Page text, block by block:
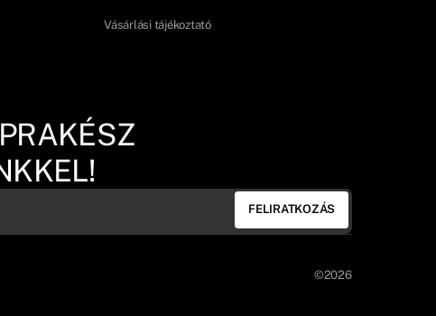
Vásárlási tájékoztató
FELIRATKOZÁS
©2026